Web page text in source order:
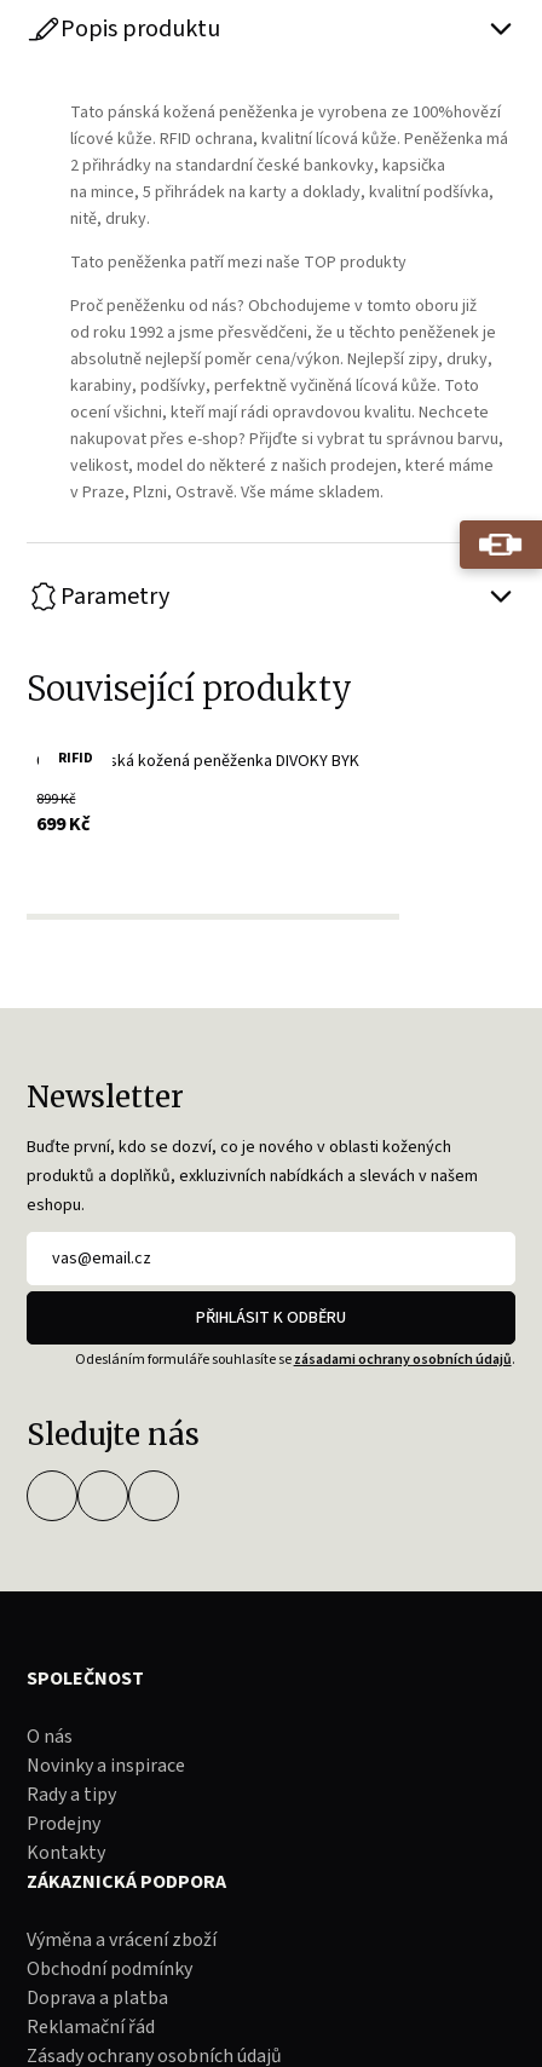
Popis produktu
Play
Tato pánská kožená peněženka je vyrobena ze 100%hovězí
lícové kůže. RFID ochrana, kvalitní lícová kůže. Peněženka má
2 přihrádky na standardní české bankovky, kapsička
na mince, 5 přihrádek na karty a doklady, kvalitní podšívka,
nitě, druky.
Tato peněženka patří mezi naše TOP produkty
Proč peněženku od nás? Obchodujeme v tomto oboru již
od roku 1992 a jsme přesvědčeni, že u těchto peněženek je
absolutně nejlepší poměr cena/výkon. Nejlepší zipy, druky,
karabiny, podšívky, perfektně vyčiněná lícová kůže. Toto
ocení všichni, kteří mají rádi opravdovou kvalitu. Nechcete
nakupovat přes e-shop? Přijďte si vybrat tu správnou barvu,
velikost, model do některé z našich prodejen, které máme
v Praze, Plzni, Ostravě. Vše máme skladem.
Parametry
Související produkty
RIFID
Černá pánská kožená peněženka DIVOKY BYK
899 Kč
699 Kčs DPH
Newsletter
Buďte první, kdo se dozví, co je nového v oblasti kožených
produktů a doplňků, exkluzivních nabídkách a slevách v našem
eshopu.
PŘIHLÁSIT K ODBĚRU
Odesláním formuláře souhlasíte sezásadami ochrany osobních údajů.
Sledujte nás
SPOLEČNOST
O nás
Novinky a inspirace
Rady a tipy
Prodejny
Kontakty
ZÁKAZNICKÁ PODPORA
Výměna a vrácení zboží
Obchodní podmínky
Doprava a platba
Reklamační řád
Zásady ochrany osobních údajů